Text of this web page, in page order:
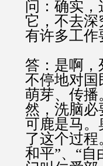
问：确实
它，不去
有许多工作
答：是啊
不停地对国
萌芽、传播
然，洗脑必
可鹿是马。
了这个过
和平”、“自